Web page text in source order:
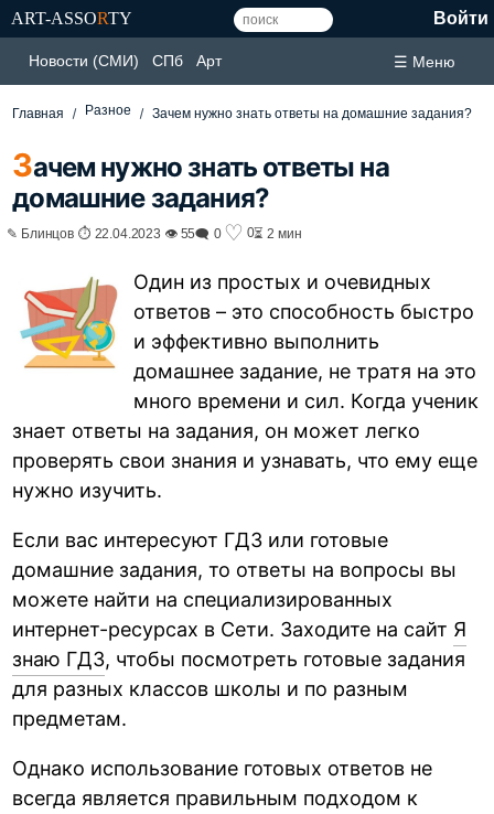
ART-ASSORTY Войти
Новости (СМИ) СПб Арт ☰ Меню
Главная Разное Зачем нужно знать ответы на домашние задания?
Зачем нужно знать ответы на
домашние задания?
✎ Блинцов ⏱ 22.04.2023 👁 55🗨 0 ♡ 0⏳ 2 мин
Один из простых и очевидных
ответов – это способность быстро
и эффективно выполнить
домашнее задание, не тратя на это
много времени и сил. Когда ученик
знает ответы на задания, он может легко
проверять свои знания и узнавать, что ему еще
нужно изучить.
Если вас интересуют ГДЗ или готовые
домашние задания, то ответы на вопросы вы
можете найти на специализированных
интернет-ресурсах в Сети. Заходите на сайт Я
знаю ГДЗ, чтобы посмотреть готовые задания
для разных классов школы и по разным
предметам.
Однако использование готовых ответов не
всегда является правильным подходом к